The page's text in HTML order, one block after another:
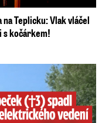
na Teplicku: Vlak vláčel
s kočárkem!
na 16 stran